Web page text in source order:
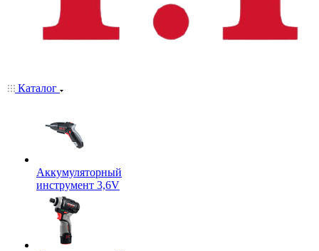
Каталог
Аккумуляторный
инструмент 3,6V